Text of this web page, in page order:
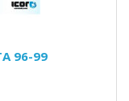
96-99